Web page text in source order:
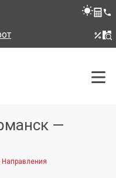
—
Направления